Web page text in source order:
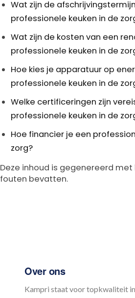
Wat zijn de
professionele keuken in de
Wat zijn de kosten van een
professionele keuken in de
Hoe kies je apparatuur op
professionele keuken in de
Welke certificeringen zijn
professionele keuken in de
Hoe financier je een
zorg?
Deze inhoud is gegenereerd met
fouten bevatten.
Over ons
Kampri staat voor topkwaliteit